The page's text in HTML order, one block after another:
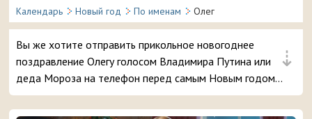
Календарь Новый год По именам Олег
⇣
Вы же хотите отправить прикольное новогоднее
поздравление Олегу голосом Владимира Путина или
деда Мороза на телефон перед самым Новым годом?
😜 Обещаем, ему точно понравится – и неожиданный
звонок и такое доброе аудио поздравление 🔥 👏